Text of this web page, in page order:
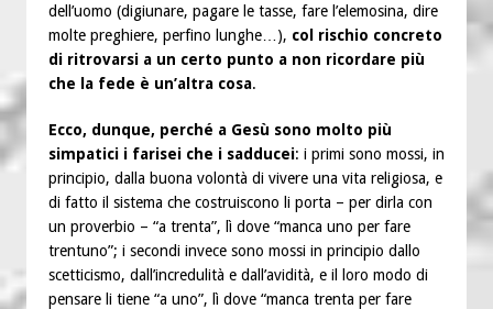
dell’uomo (digiunare, pagare le tasse, fare l’elemosina, dire
molte preghiere, perfino lunghe…), col rischio concreto
di ritrovarsi a un certo punto a non ricordare più
che la fede è un’altra cosa.
Ecco, dunque, perché a Gesù sono molto più
simpatici i farisei che i sadducei: i primi sono mossi, in
principio, dalla buona volontà di vivere una vita religiosa, e
di fatto il sistema che costruiscono li porta – per dirla con
un proverbio – “a trenta”, lì dove “manca uno per fare
trentuno”; i secondi invece sono mossi in principio dallo
scetticismo, dall’incredulità e dall’avidità, e il loro modo di
pensare li tiene “a uno”, lì dove “manca trenta per fare